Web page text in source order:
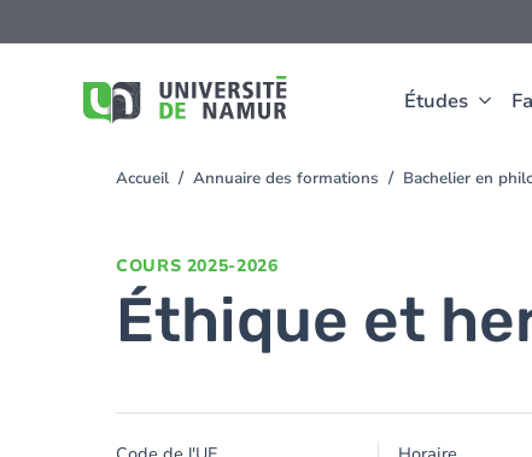
Études
au
You
Accueil Annuaire des formations Bachelier en
COURS 2025-2026
Éthique et